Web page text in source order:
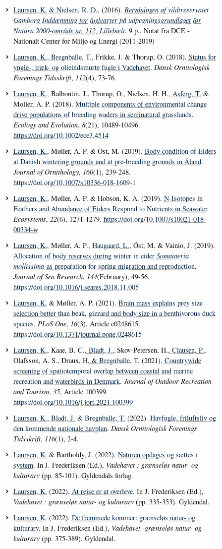
Laursen, K. & Nielsen, R. D., (2016). Betydningen af vildtreservatet
Gamborg Inddæmning for fuglearter på udpegningsgrundlaget for
Natura 2000-område nr. 112, Lillebælt, 9 p., Notat fra DCE -
Nationalt Center for Miljø og Energi (2011-2019)
Laursen, K., Bregnballe, T., Frikke, J. & Thorup, O. (2018). Status for
yngle-, træk- og olieindsmurte fugle i Vadehavet. Dansk Ornitologisk
Forenings Tidsskrift, 112(4), 73-76.
Laursen, K., Balbontin, J., Thorup, O., Nielsen, H. H., Asferg, T. &
Moller, A. P. (2018). Multiple components of environmental change
drive populations of breeding waders in seminatural grasslands.
Ecology and Evolution, 8(21), 10489-10496.
https://doi.org/10.1002/ece3.4514
Laursen, K., Møller, A. P. & Öst, M. (2019). Body condition of Eiders
at Danish wintering grounds and at pre-breeding grounds in Åland.
Journal of Ornithology, 160(1), 239-248.
https://doi.org/10.1007/s10336-018-1609-1
Laursen, K., Møller, A. P. & Hobson, K. A. (2019). N-Isotopes in
Feathers and Abundance of Eiders Respond to Nutrients in Seawater.
Ecosystems, 22(6), 1271-1279. https://doi.org/10.1007/s10021-018-
00334-w
Laursen, K., Møller, A. P., Haugaard, L., Öst, M. & Vainio, J. (2019).
Allocation of body reserves during winter in eider Somataeria
mollissima as preparation for spring migration and reproduction.
Journal of Sea Research, 144(February), 49-56.
https://doi.org/10.1016/j.seares.2018.11.005
Laursen, K. & Møller, A. P. (2021). Brain mass explains prey size
selection better than beak, gizzard and body size in a benthivorous duck
species. PLoS One, 16(3), Article e0248615.
https://doi.org/10.1371/journal.pone.0248615
Laursen, K., Kaae, B. C., Bladt, J., Skov-Petersen, H., Clausen, P.,
Olafsson, A. S., Draux, H. & Bregnballe, T. (2021). Countrywide
screening of spatiotemporal overlap between coastal and marine
recreation and waterbirds in Denmark. Journal of Outdoor Recreation
and Tourism, 35, Article 100399.
https://doi.org/10.1016/j.jort.2021.100399
Laursen, K., Bladt, J. & Bregnballe, T. (2022). Havfugle, friluftsliv og
den kommende nationale havplan. Dansk Ornitologisk Forenings
Tidsskrift, 116(1), 2-4.
Laursen, K. & Bartholdy, J. (2022). Naturen opdages og sættes i
system. In J. Frederiksen (Ed.), Vadehavet : grænseløs natur- og
kulturarv (pp. 85-101). Gyldendals forlag.
Laursen, K. (2022). At rejse er at overleve. In J. Frederiksen (Ed.),
Vadehavet : grænseløs natur- og kulturarv (pp. 335-353). Gyldendal.
Laursen, K. (2022). De fremmede kommer: grænseløs natur- og
kulturarv. In J. Frederiksen (Ed.), Vadehavet -grænseløs natur- og
kulturarv (pp. 375-389). Gyldendal.